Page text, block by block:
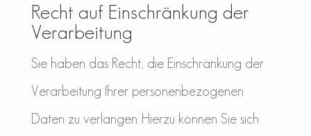
Recht auf Einschränkung der
Verarbeitung
Sie haben das Recht, die Einschränkung der
Verarbeitung Ihrer personenbezogenen
Daten zu verlangen. Hierzu können Sie sich